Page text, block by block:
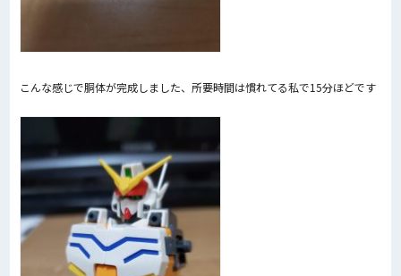
こんな感じで胴体が完成しました、所要時間は慣れてる私で15分ほどです